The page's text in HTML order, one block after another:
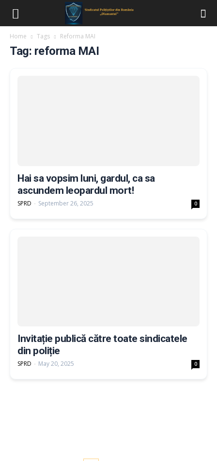
Home Tags Reforma MAI
Tag: reforma MAI
Hai sa vopsim luni, gardul, ca sa
ascundem leopardul mort!
SPRD - September 26, 2025 0
Invitație publică către toate sindicatele
din poliție
SPRD - May 20, 2025 0